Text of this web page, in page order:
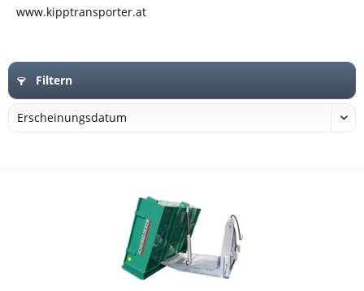
www.kipptransporter.at
Filtern